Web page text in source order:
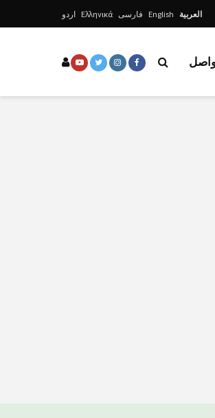
العربية English فارسی Ελληνικά اردو